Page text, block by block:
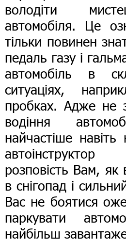
володіти
автомобіля. Це
тільки повинен
педаль газу і
автомобіль в
ситуаціях,
пробках. Адже не
водіння
найчастіше
розповість Вам, як
в снігопад і
Вас не боятися
паркувати
найбільш